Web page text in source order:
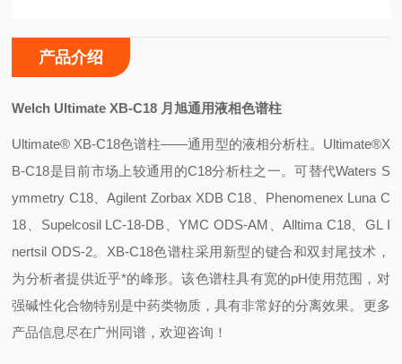
产品介绍
Welch Ultimate XB-C18 月旭通用液相色谱柱
Ultimate® XB-C18色谱柱——通用型的液相分析柱。Ultimate®X
B-C18是目前市场上较通用的C18分析柱之一。可替代Waters S
ymmetry C18、Agilent Zorbax XDB C18、Phenomenex Luna C
18、Supelcosil LC-18-DB、YMC ODS-AM、Alltima C18、GL I
nertsil ODS-2。XB-C18色谱柱采用新型的键合和双封尾技术，
为分析者提供近乎*的峰形。该色谱柱具有宽的pH使用范围，对
强碱性化合物特别是中药类物质，具有非常好的分离效果。更多
产品信息尽在广州同谱，欢迎咨询！